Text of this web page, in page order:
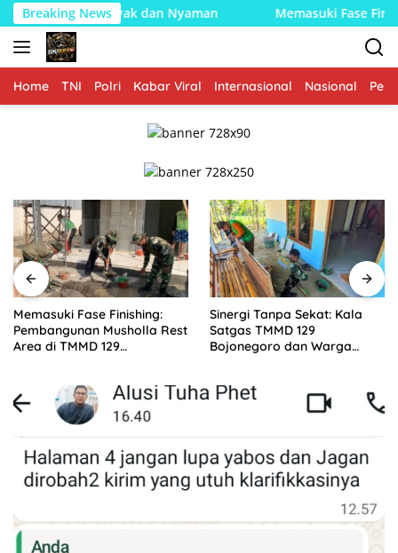
Langsung
ke
konten
Breaking NewsMemasuki Fase Finishing: Pembangunan
Home TNI Polri Kabar Viral Internasional Nasional
Memasuki Fase Finishing:
Pembangunan Musholla Rest
Area di TMMD 129
Teras
Sinergi Tanpa Sekat: Kala
Satgas TMMD 129
Bojonegoro dan Warga